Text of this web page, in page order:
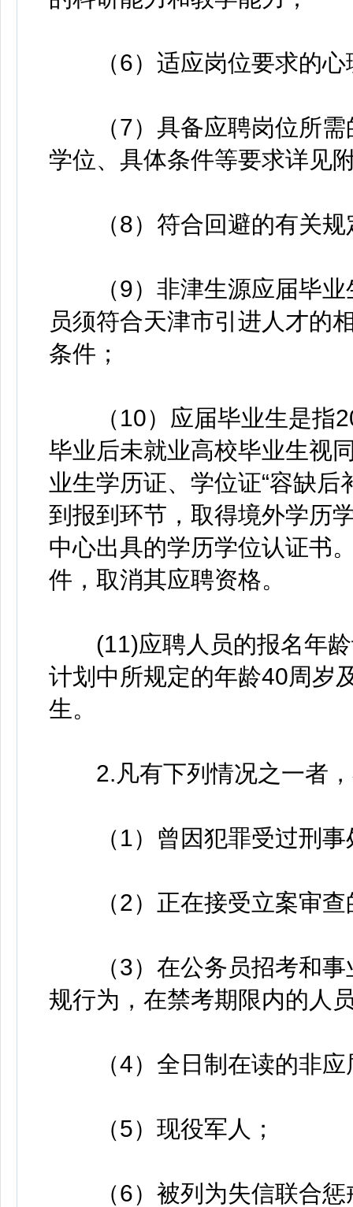
（6）适应岗位要求的心
（7）具备应聘岗位所需
学位、具体条件等要求详见
（8）符合回避的有关规
（9）非津生源应届毕业
员须符合天津市引进人才的
条件；
（10）应届毕业生是指
毕业后未就业高校毕业生视
业生学历证、学位证“容缺
到报到环节，取得境外学历
中心出具的学历学位认证书
件，取消其应聘资格。
(11)应聘人员的报名年龄
计划中所规定的年龄40周岁
生。
2.凡有下列情况之一者，
（1）曾因犯罪受过刑事
（2）正在接受立案审查
（3）在公务员招考和事
规行为，在禁考期限内的人
（4）全日制在读的非应
（5）现役军人；
（6）被列为失信联合惩